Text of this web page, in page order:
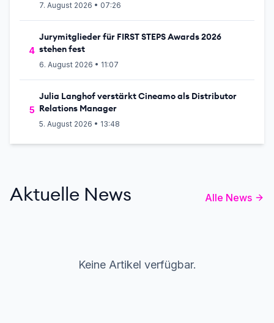
7. August 2026 • 07:26
4
Jurymitglieder für FIRST STEPS Awards 2026
stehen fest
6. August 2026 • 11:07
5
Julia Langhof verstärkt Cineamo als Distributor
Relations Manager
5. August 2026 • 13:48
Aktuelle News Alle News
Keine Artikel verfügbar.